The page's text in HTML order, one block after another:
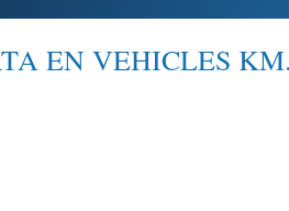
EN VEHICLES